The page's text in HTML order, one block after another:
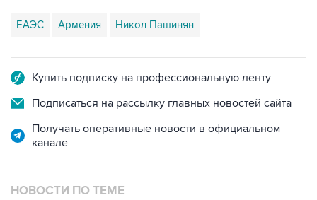
ЕАЭС Армения Никол Пашинян
Купить подписку на профессиональную ленту
Подписаться на рассылку главных новостей сайта
Получать оперативные новости в официальном
канале
НОВОСТИ ПО ТЕМЕ